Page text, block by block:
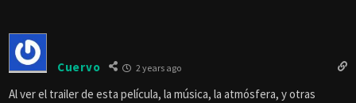
Cuervo 2 years ago
Al ver el trailer de esta película, la música, la atmósfera, y otras